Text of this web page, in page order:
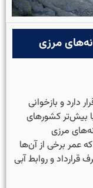
مرزی
دارد و بازخوانی
بیش‌تر کشورهای
مرزی
عمر برخی از آن‌ها
و روابط آبی